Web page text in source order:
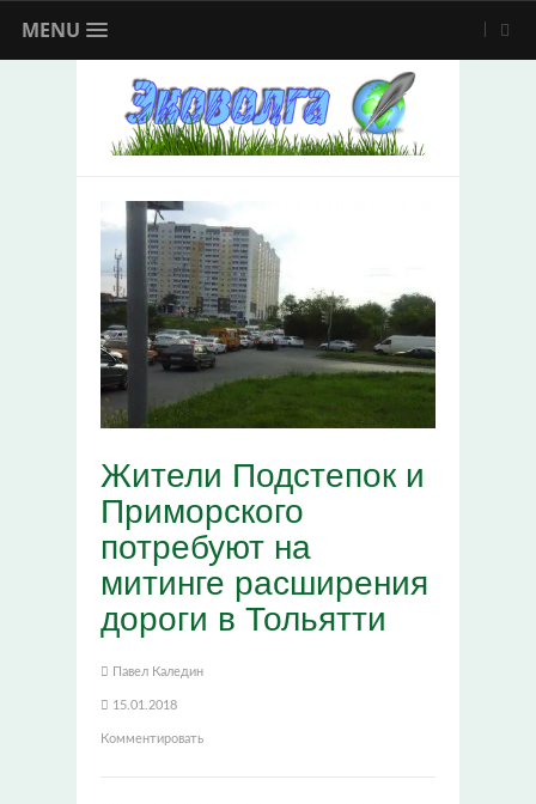
MENU
Жители Подстепок и
Приморского
потребуют на
митинге расширения
дороги в Тольятти
Павел Каледин
15.01.2018
Комментировать